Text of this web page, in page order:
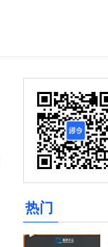
热门